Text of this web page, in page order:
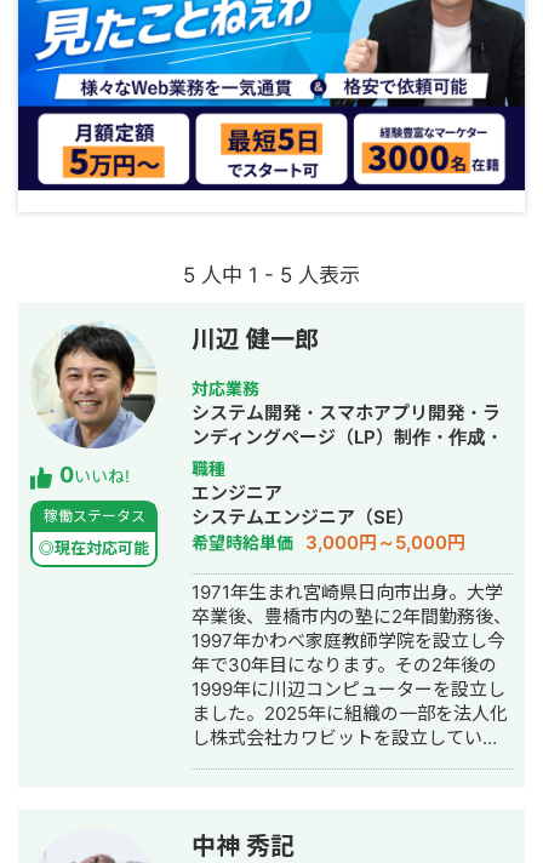
5 人中 1 - 5 人表示
0いいね!
稼働ステータス
◎現在対応可能
川辺 健一郎
対応業務
システム開発・スマホアプリ開発・ラ
ンディングページ（LP）制作・作成・
ECサイト構築・ネットショップ作成代
行・SEO対策・事務代行・ホームペー
ジ制作・作成・バナー制作・デザイ
ン・ロゴデザイン・作成・リスティン
グ広告運用代行・動画制作・動画編
集・AI活用
職種
エンジニア
システムエンジニア（SE）
希望時給単価 3,000円～5,000円
1971年生まれ宮崎県日向市出身。大学
卒業後、豊橋市内の塾に2年間勤務後、
1997年かわべ家庭教師学院を設立し今
年で30年目になります。その2年後の
1999年に川辺コンピューターを設立し
ました。2025年に組織の一部を法人化
し株式会社カワビットを設立していま
中神 秀記